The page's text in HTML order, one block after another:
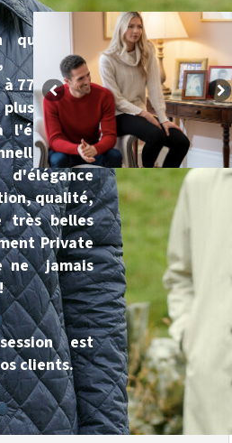
quête de
presque
77 ans, du
fashion
l'étudiant,
Mais
qualité,
très belles
Private
ne jamais
est
clients.